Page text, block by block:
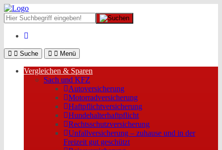
Suche Menü
Vergleichen & Sparen
Sach und KFZ
Autoversicherung
Motorradversicherung
Haftpflichtversicherung
Hundehalterhaftpflicht
Rechtsschutzversicherung
Unfallversicherung – zuhause und in der
Freizeit gut geschützt